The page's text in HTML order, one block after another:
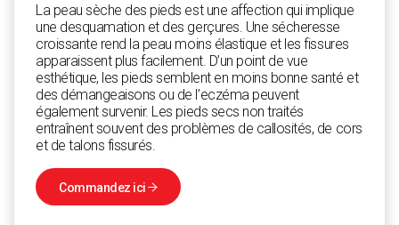
La peau sèche des pieds est une affection qui implique
une desquamation et des gerçures. Une sécheresse
croissante rend la peau moins élastique et les fissures
apparaissent plus facilement. D’un point de vue
esthétique, les pieds semblent en moins bonne santé et
des démangeaisons ou de l’eczéma peuvent
également survenir. Les pieds secs non traités
entraînent souvent des problèmes de callosités, de cors
et de talons fissurés.
Commandez ici 